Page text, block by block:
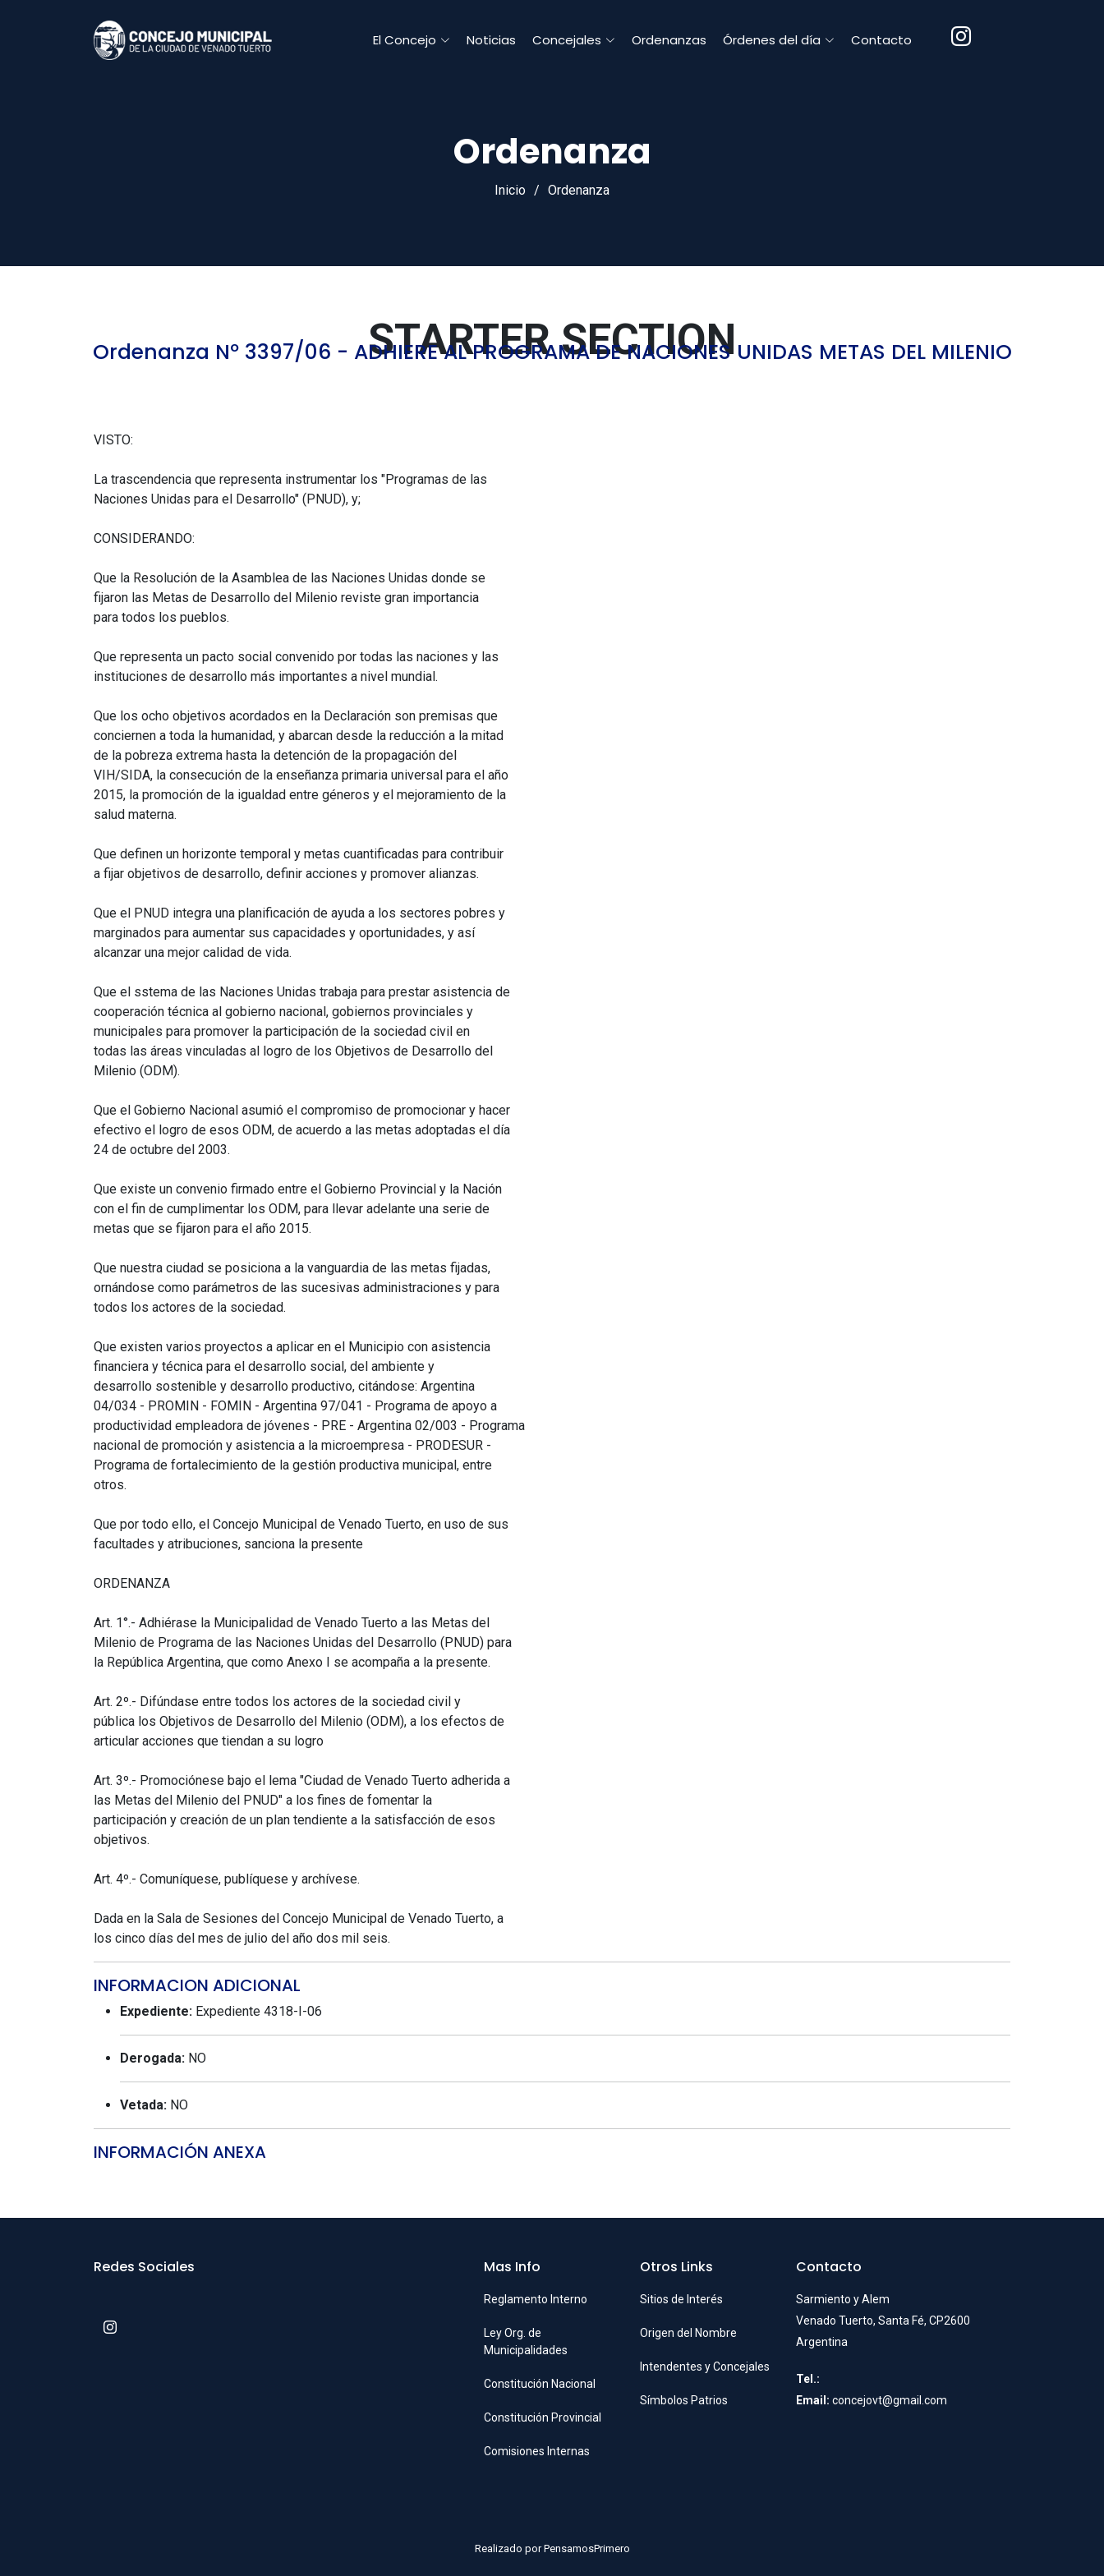
El Concejo Noticias Concejales Ordenanzas Órdenes del día Contacto
Ordenanza
Inicio Ordenanza
STARTER SECTION
Ordenanza Nº 3397/06 - ADHIERE AL PROGRAMA DE NACIONES UNIDAS METAS DEL MILENIO
VISTO:
La trascendencia que representa instrumentar los "Programas de las
Naciones Unidas para el Desarrollo" (PNUD), y;
CONSIDERANDO:
Que la Resolución de la Asamblea de las Naciones Unidas donde se
fijaron las Metas de Desarrollo del Milenio reviste gran importancia
para todos los pueblos.
Que representa un pacto social convenido por todas las naciones y las
instituciones de desarrollo más importantes a nivel mundial.
Que los ocho objetivos acordados en la Declaración son premisas que
conciernen a toda la humanidad, y abarcan desde la reducción a la mitad
de la pobreza extrema hasta la detención de la propagación del
VIH/SIDA, la consecución de la enseñanza primaria universal para el año
2015, la promoción de la igualdad entre géneros y el mejoramiento de la
salud materna.
Que definen un horizonte temporal y metas cuantificadas para contribuir
a fijar objetivos de desarrollo, definir acciones y promover alianzas.
Que el PNUD integra una planificación de ayuda a los sectores pobres y
marginados para aumentar sus capacidades y oportunidades, y así
alcanzar una mejor calidad de vida.
Que el sstema de las Naciones Unidas trabaja para prestar asistencia de
cooperación técnica al gobierno nacional, gobiernos provinciales y
municipales para promover la participación de la sociedad civil en
todas las áreas vinculadas al logro de los Objetivos de Desarrollo del
Milenio (ODM).
Que el Gobierno Nacional asumió el compromiso de promocionar y hacer
efectivo el logro de esos ODM, de acuerdo a las metas adoptadas el día
24 de octubre del 2003.
Que existe un convenio firmado entre el Gobierno Provincial y la Nación
con el fin de cumplimentar los ODM, para llevar adelante una serie de
metas que se fijaron para el año 2015.
Que nuestra ciudad se posiciona a la vanguardia de las metas fijadas,
ornándose como parámetros de las sucesivas administraciones y para
todos los actores de la sociedad.
Que existen varios proyectos a aplicar en el Municipio con asistencia
financiera y técnica para el desarrollo social, del ambiente y
desarrollo sostenible y desarrollo productivo, citándose: Argentina
04/034 - PROMIN - FOMIN - Argentina 97/041 - Programa de apoyo a
productividad empleadora de jóvenes - PRE - Argentina 02/003 - Programa
nacional de promoción y asistencia a la microempresa - PRODESUR -
Programa de fortalecimiento de la gestión productiva municipal, entre
otros.
Que por todo ello, el Concejo Municipal de Venado Tuerto, en uso de sus
facultades y atribuciones, sanciona la presente
ORDENANZA
Art. 1°.- Adhiérase la Municipalidad de Venado Tuerto a las Metas del
Milenio de Programa de las Naciones Unidas del Desarrollo (PNUD) para
la República Argentina, que como Anexo I se acompaña a la presente.
Art. 2º.- Difúndase entre todos los actores de la sociedad civil y
pública los Objetivos de Desarrollo del Milenio (ODM), a los efectos de
articular acciones que tiendan a su logro
Art. 3º.- Promociónese bajo el lema "Ciudad de Venado Tuerto adherida a
las Metas del Milenio del PNUD" a los fines de fomentar la
participación y creación de un plan tendiente a la satisfacción de esos
objetivos.
Art. 4º.- Comuníquese, publíquese y archívese.
Dada en la Sala de Sesiones del Concejo Municipal de Venado Tuerto, a
los cinco días del mes de julio del año dos mil seis.
INFORMACION ADICIONAL
Expediente: Expediente 4318-I-06
Derogada: NO
Vetada: NO
INFORMACIÓN ANEXA
Redes Sociales Mas Info
Reglamento Interno
Ley Org. de
Municipalidades
Constitución Nacional
Constitución Provincial
Comisiones Internas
Otros Links
Sitios de Interés
Origen del Nombre
Intendentes y Concejales
Símbolos Patrios
Contacto
Sarmiento y Alem
Venado Tuerto, Santa Fé, CP2600
Argentina
Tel.:
Email: concejovt@gmail.com
Realizado porPensamosPrimero